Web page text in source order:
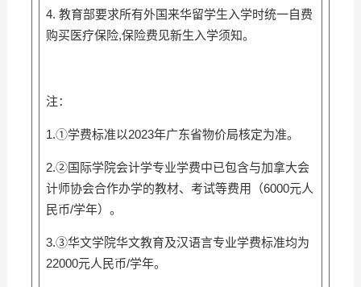
4. 教育部要求所有外国来华留学生入学时统一自费
购买医疗保险,保险费见新生入学须知。
注：
1.①学费标准以2023年广东省物价局核定为准。
2.②国际学院会计学专业学费中已包含与加拿大会
计师协会合作办学的教材、考试等费用（6000元人
民币/学年）。
3.③华文学院华文教育及汉语言专业学费标准均为
22000元人民币/学年。